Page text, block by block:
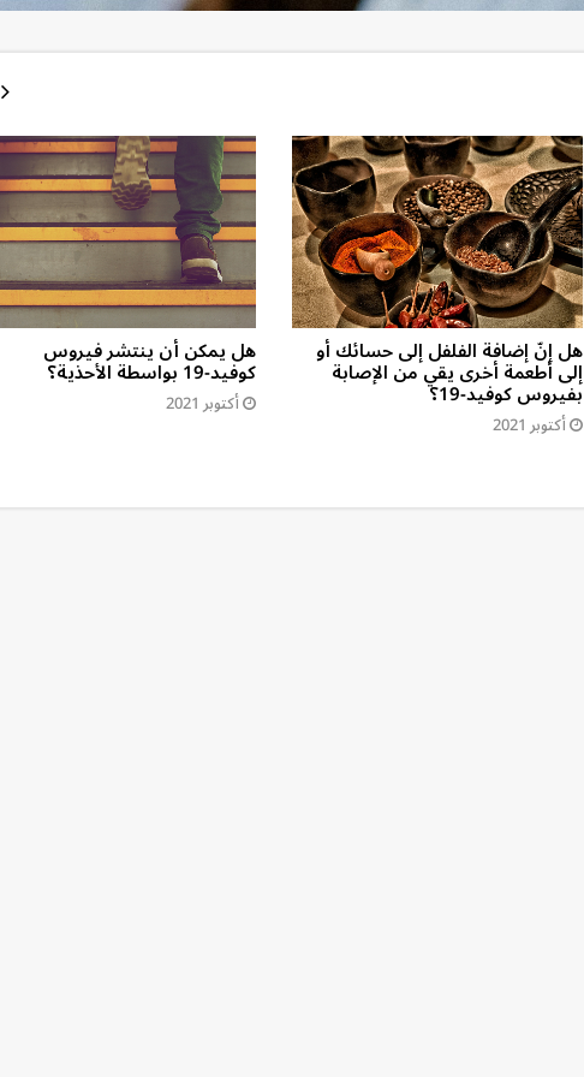
هل يمكن أن ينتشر فيروس
كوفيد-19 بواسطة الأحذية؟
أكتوبر 2021
هل إنّ إضافة الفلفل إلى حسائك أو
إلى أطعمة أخرى يقي من الإصابة
بفيروس كوفيد-19؟
أكتوبر 2021